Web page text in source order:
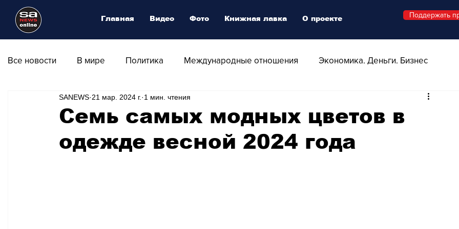
Все новости В мире Политика Международные отношения Экономика. Деньги. Бизнес
Общество Армия Аналитика
Транспорт Культура Магия искусства Swiss Афиша Стиль Стильный четверг
Семь самых модных цветов в
одежде весной 2024 года
SANEWS 21 мар. 2024 г. 1 мин. чтения
Главная Видео Фото Книжная лавка О проекте Поддержать